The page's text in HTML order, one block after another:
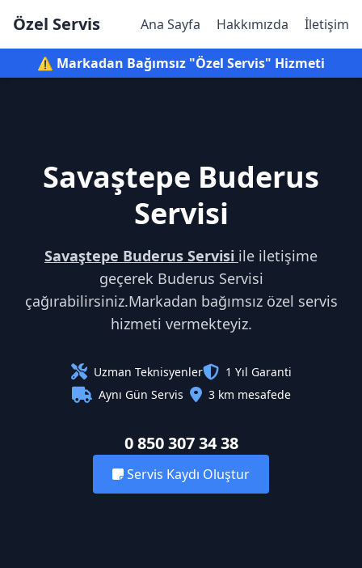
Özel Servis Ana Sayfa Hakkımızda İletişim
⚠️ Markadan Bağımsız "Özel Servis" Hizmeti
Savaştepe Buderus
Servisi
Savaştepe Buderus Servisi ile iletişime
geçerek Buderus Servisi
çağırabilirsiniz.Markadan bağımsız özel servis
hizmeti vermekteyiz.
Uzman Teknisyenler
1 Yıl Garanti
Aynı Gün Servis
3 km mesafede
0 850 307 34 38
Servis Kaydı Oluştur